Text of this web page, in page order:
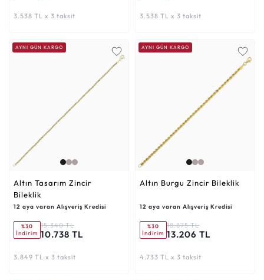
3.538 TL x 3 taksit 3.538 TL x 3 taksit
AYNI GÜN KARGO
Altın Tasarım Zincir
Bileklik
12 aya varan Alışveriş Kredisi
%30
İndirim
15.340 TL
10.738 TL
3.849 TL x 3 taksit
AYNI GÜN KARGO
Altın Burgu Zincir Bileklik
12 aya varan Alışveriş Kredisi
%30
İndirim
18.875 TL
13.206 TL
4.733 TL x 3 taksit